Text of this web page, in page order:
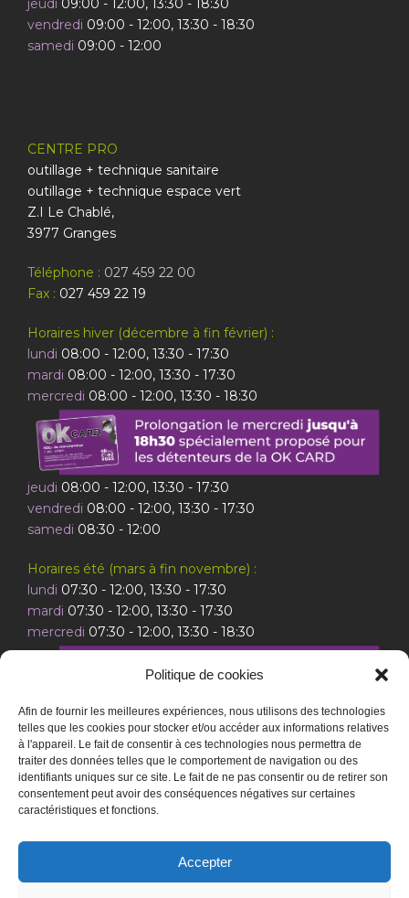
Politique de cookies
Afin de fournir les meilleures expériences, nous utilisons des technologies
telles que les cookies pour stocker et/ou accéder aux informations relatives
à l'appareil. Le fait de consentir à ces technologies nous permettra de
traiter des données telles que le comportement de navigation ou des
identifiants uniques sur ce site. Le fait de ne pas consentir ou de retirer son
consentement peut avoir des conséquences négatives sur certaines
caractéristiques et fonctions.
Accepter
vendredi 09:00 - 12:00, 13:30 - 18:30
samedi 09:00 - 12:00
CENTRE PRO
outillage + technique sanitaire
outillage + technique espace vert
Z.I Le Chablé,
3977 Granges
Téléphone : 027 459 22 00
Fax : 027 459 22 19
Horaires hiver (décembre à fin février) :
lundi 08:00 - 12:00, 13:30 - 17:30
mardi 08:00 - 12:00, 13:30 - 17:30
mercredi 08:00 - 12:00, 13:30 - 18:30
jeudi 08:00 - 12:00, 13:30 - 17:30
vendredi 08:00 - 12:00, 13:30 - 17:30
samedi 08:30 - 12:00
Horaires été (mars à fin novembre) :
lundi 07:30 - 12:00, 13:30 - 17:30
mardi 07:30 - 12:00, 13:30 - 17:30
mercredi 07:30 - 12:00, 13:30 - 18:30
jeudi 07:30 - 12:00, 13:30 - 17:30
vendredi 07:30 - 12:00, 13:30 - 17:30
samedi 08:30 - 12:00